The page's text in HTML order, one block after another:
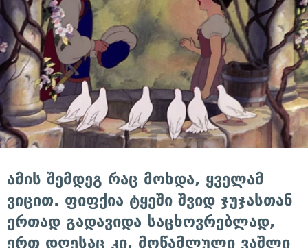
ამის შემდეგ რაც მოხდა, ყველამ
ვიცით. ფიფქია ტყეში შვიდ ჯუჯასთან
ერთად გადავიდა საცხოვრებლად,
ერთ დღესაც კი, მოწამლული ვაშლი